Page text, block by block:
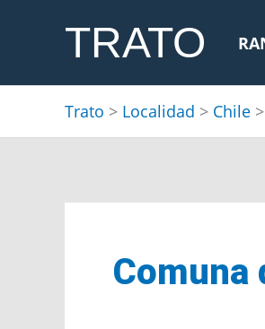
TRATO
Trato > Localidad > Chile >
Comuna